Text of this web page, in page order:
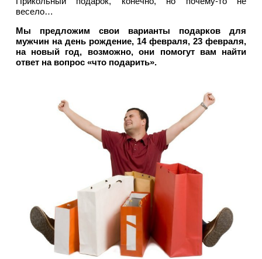
весело…
Мы предложим свои варианты подарков для
мужчин на день рождение, 14 февраля, 23 февраля,
на новый год, возможно, они помогут вам найти
ответ на вопрос «что подарить».